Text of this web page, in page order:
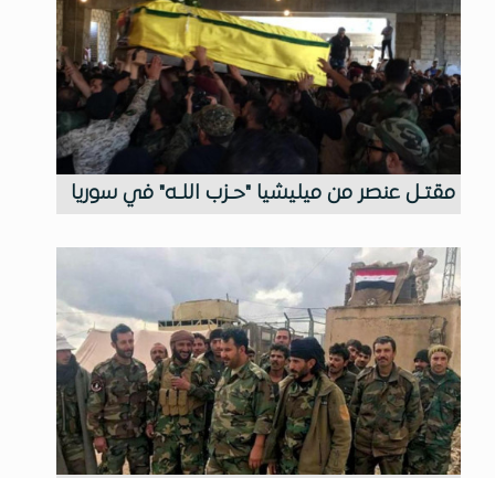
مقتـل عنصر من ميليشيا "حـزب اللـه" في سوريا